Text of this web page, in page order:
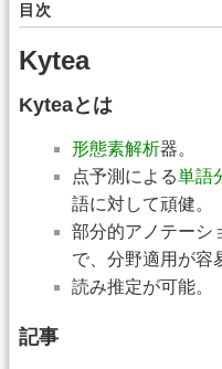
目次
Kytea
Kyteaとは
形態素解析器。
点予測による単語
語に対して頑健。
部分的アノテーシ
で、分野適用が容
読み推定が可能。
記事